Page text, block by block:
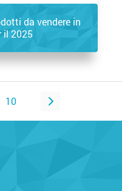
da vendere in
il 2025
10